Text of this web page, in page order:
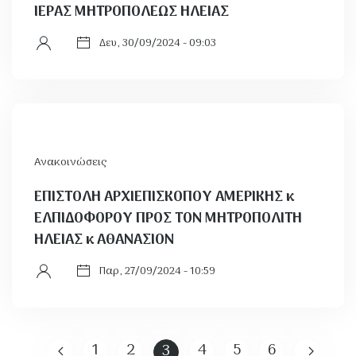
ΙΕΡΑΣ ΜΗΤΡΟΠΟΛΕΩΣ ΗΛΕΙΑΣ
Δευ, 30/09/2024 - 09:03
Ανακοινώσεις
ΕΠΙΣΤΟΛΗ ΑΡΧΙΕΠΙΣΚΟΠΟΥ ΑΜΕΡΙΚΗΣ κ
ΕΛΠΙΔΟΦΟΡΟΥ ΠΡΟΣ ΤΟΝ ΜΗΤΡΟΠΟΛΙΤΗ
ΗΛΕΙΑΣ κ ΑΘΑΝΑΣΙΟΝ
Παρ, 27/09/2024 - 10:59
1 2 4 5 6